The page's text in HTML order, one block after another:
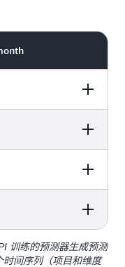
数量（例如价格或节
释性作业都存在 50
训练的预测器生成预测
间序列（项目和维度